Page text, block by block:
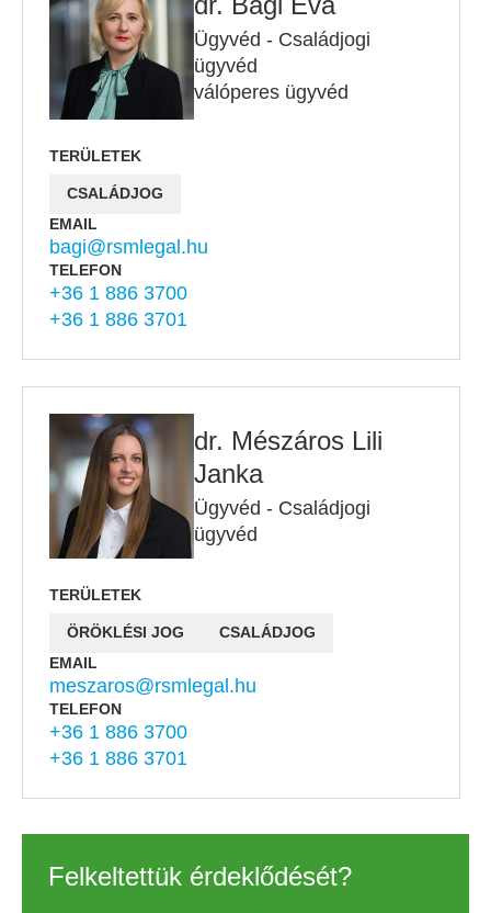
Ügyvéd - Családjogi
ügyvéd
válóperes ügyvéd
TERÜLETEK
CSALÁDJOG
EMAIL
bagi@rsmlegal.hu
TELEFON
+36 1 886 3700
+36 1 886 3701
dr. Mészáros Lili
Janka
Ügyvéd - Családjogi
ügyvéd
TERÜLETEK
ÖRÖKLÉSI JOG
CSALÁDJOG
EMAIL
meszaros@rsmlegal.hu
TELEFON
+36 1 886 3700
+36 1 886 3701
Felkeltettük érdeklődését?